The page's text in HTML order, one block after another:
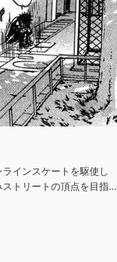
インスケートを駆使し
トリートの頂点を目指し